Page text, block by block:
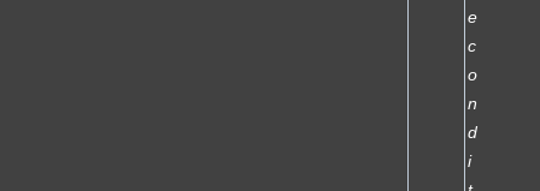
e
c
o
n
d
i